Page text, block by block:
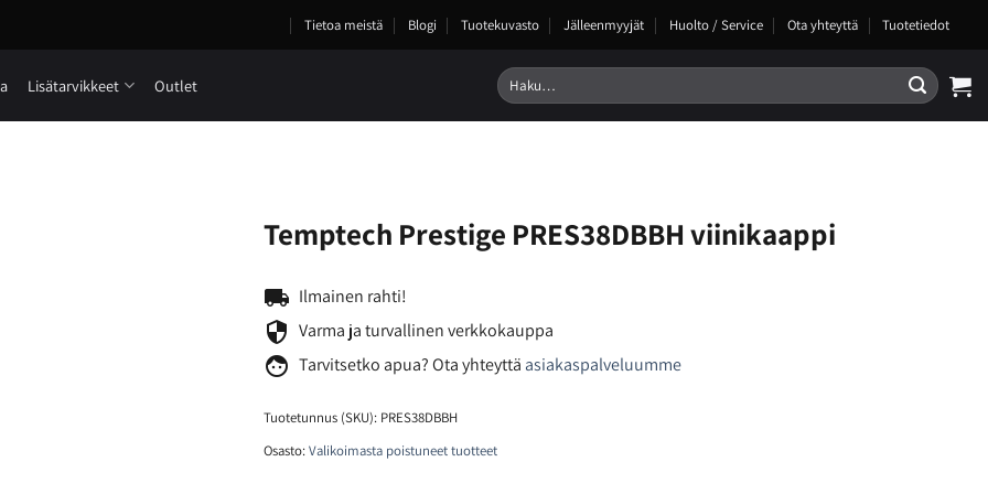
Tietoa meistä Blogi Tuotekuvasto Jälleenmyyjät Huolto / Service Ota yhteyttä Tuotetiedot
Lisätarvikkeet Outlet Etsi:
Temptech Prestige PRES38DBBH viinikaappi
local_shipping Ilmainen rahti!
security Varma ja turvallinen verkkokauppa
face Tarvitsetko apua? Ota yhteyttä asiakaspalveluumme
Tuotetunnus (SKU): PRES38DBBH
Osasto:Valikoimasta poistuneet tuotteet